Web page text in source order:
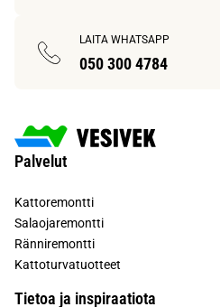
LAITA WHATSAPP
050 300 4784
Palvelut
Kattoremontti
Salaojaremontti
Ränniremontti
Kattoturvatuotteet
Tietoa ja inspiraatiota